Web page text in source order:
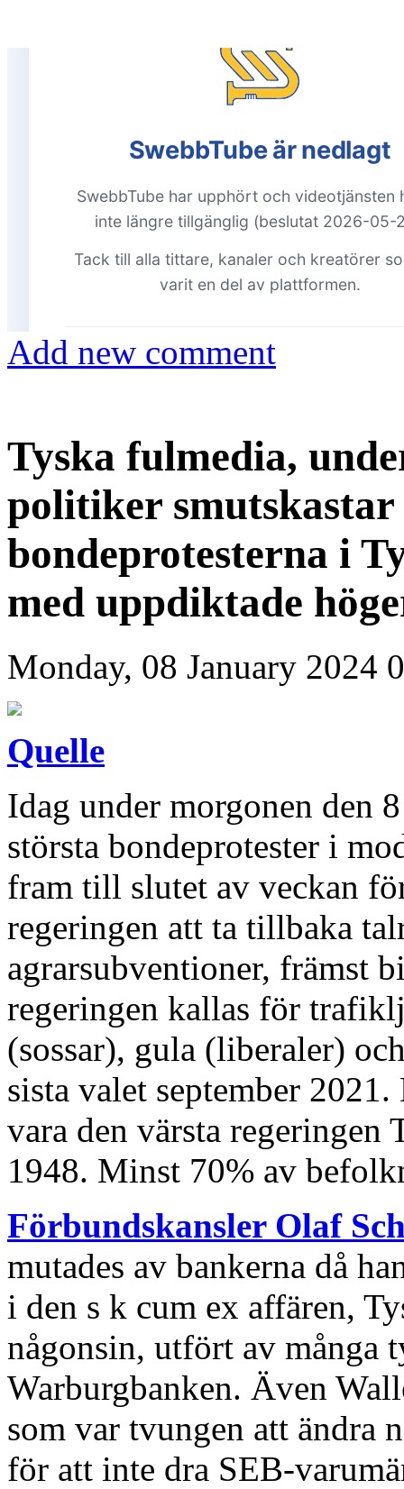
Add new comment
Tyska fulmedia,
politiker smutskastar
bondeprotesterna i
med uppdiktade
Monday, 08 January 2024
Quelle
Idag under morgonen den
största bondeprotester i
fram till slutet av veckan
regeringen att ta tillbaka
agrarsubventioner, främst
regeringen kallas för
(sossar), gula (liberaler)
sista valet september
vara den värsta regeringen
1948. Minst 70% av
Förbundskansler Olaf
mutades av bankerna då
i den s k cum ex affären,
någonsin, utfört av många
Warburgbanken. Även
som var tvungen att ändra
för att inte dra SEB-